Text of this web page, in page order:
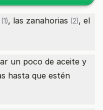
(1), las zanahorias (2), el
un poco de aceite y
hasta que estén